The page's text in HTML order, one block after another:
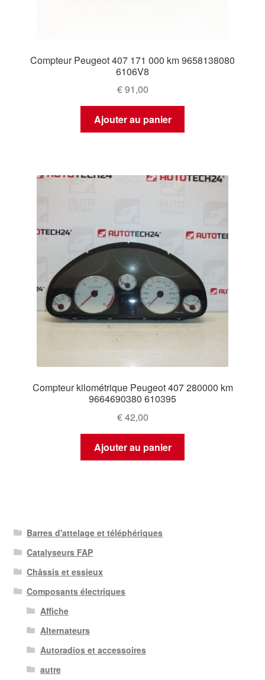
Compteur Peugeot 407 171 000 km 9658138080
6106V8
€91,00
Ajouter au panier
Compteur kilométrique Peugeot 407 280000 km
9664690380 610395
€42,00
Ajouter au panier
Barres d'attelage et téléphériques
Catalyseurs FAP
Châssis et essieux
Composants électriques
Affiche
Alternateurs
Autoradios et accessoires
autre